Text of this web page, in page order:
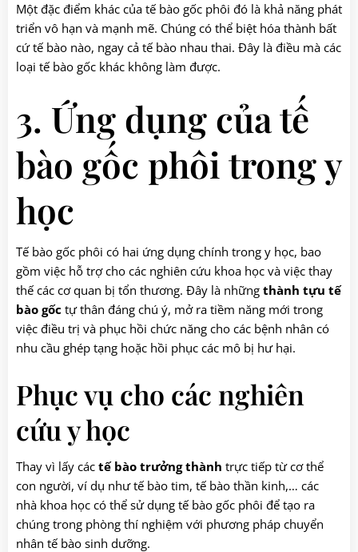
Một đặc điểm khác của tế bào gốc phôi đó là khả năng phát
triển vô hạn và mạnh mẽ. Chúng có thể biệt hóa thành bất
cứ tế bào nào, ngay cả tế bào nhau thai. Đây là điều mà các
loại tế bào gốc khác không làm được.
3. Ứng dụng của tế
bào gốc phôi trong y
học
Tế bào gốc phôi có hai ứng dụng chính trong y học, bao
gồm việc hỗ trợ cho các nghiên cứu khoa học và việc thay
thế các cơ quan bị tổn thương. Đây là những thành tựu tế
bào gốc tự thân đáng chú ý, mở ra tiềm năng mới trong
việc điều trị và phục hồi chức năng cho các bệnh nhân có
nhu cầu ghép tạng hoặc hồi phục các mô bị hư hại.
Phục vụ cho các nghiên
cứu y học
Thay vì lấy các tế bào trưởng thành trực tiếp từ cơ thể
con người, ví dụ như tế bào tim, tế bào thần kinh,… các
nhà khoa học có thể sử dụng tế bào gốc phôi để tạo ra
chúng trong phòng thí nghiệm với phương pháp chuyển
nhân tế bào sinh dưỡng.